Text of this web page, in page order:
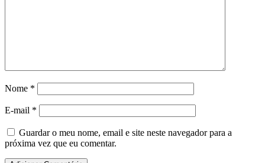
Nome *
E-mail *
Guardar o meu nome, email e site neste navegador para a
próxima vez que eu comentar.